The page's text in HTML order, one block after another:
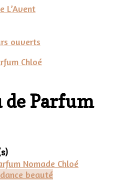
L’Avent
ouverts
Chloé
de Parfum
beauté